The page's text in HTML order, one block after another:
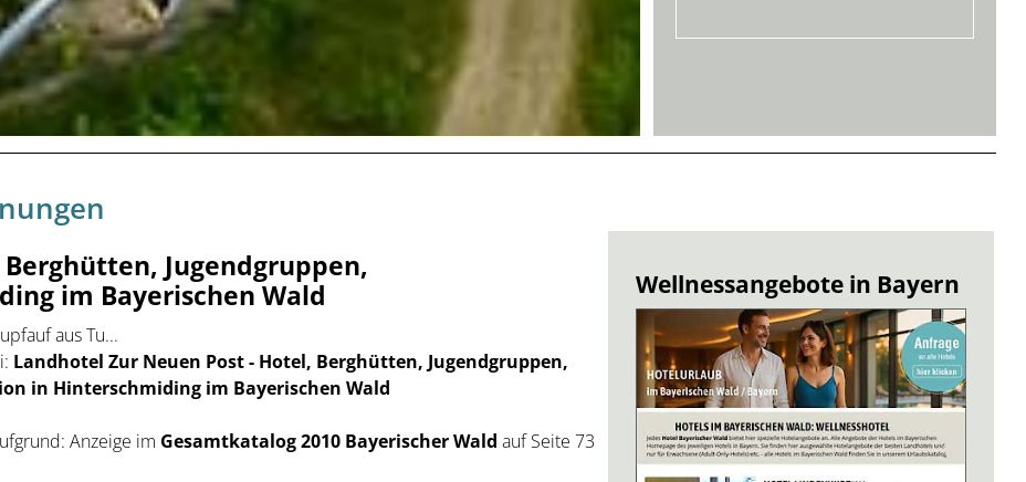
Jugendgruppen,
im Bayerischen Wald
aus Tu...
Landhotel Zur Neuen Post - Hotel, Berghütten, Jugendgruppen,
in Hinterschmiding im Bayerischen Wald
Anzeige im Gesamtkatalog 2010 Bayerischer Wald auf Seite 73
Wellnessangebote in Bayern